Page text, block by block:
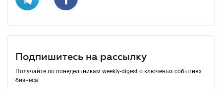
Подпишитесь на рассылку
Получайте по понедельникам weekly-digest о ключевых событиях
бизнеса